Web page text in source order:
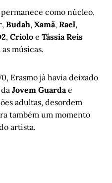
como núcleo,
, Budah, Xamã, Rael,
, Criolo e Tássia Reis
músicas.
Erasmo já havia deixado
Jovem Guardae
adultas, desordem
também um momento
artista.